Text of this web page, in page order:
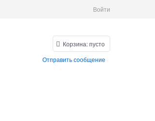
Войти
Корзина:пусто
Отправить сообщение